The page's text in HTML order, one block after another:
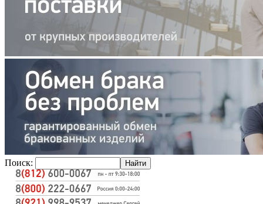
Поиск: